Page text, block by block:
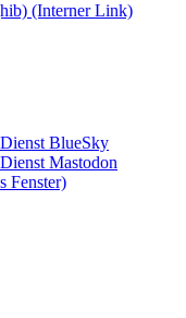
(Interner Link)
BlueSky
Mastodon
Fenster)